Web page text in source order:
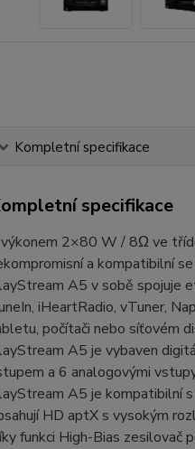
Kompletní specifikace
specifikace
2×80 W / 8Ω ve
a kompatibilní
A5 v sobě spojuje
iHeartRadio, vTuner,
počítači nebo síťovém
A5 je vybaven
a 6 analogovými
A5 je kompatibilní
HD aptX s vysokým
funkci High-Bias zesilovač